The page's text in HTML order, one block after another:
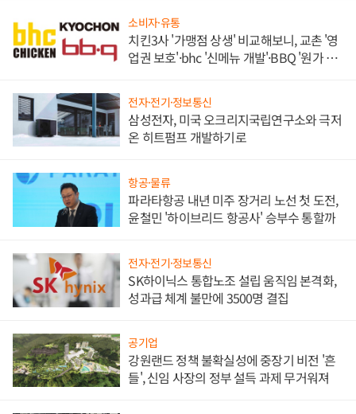
소비자·유통
치킨3사 '가맹점 상생' 비교해보니, 교촌 '영
업권 보호'·bhc '신메뉴 개발'·BBQ '원가 부
전자·전기·정보통신
삼성전자, 미국 오크리지국립연구소와 극저
온 히트펌프 개발하기로
항공·물류
파라타항공 내년 미주 장거리 노선 첫 도전,
윤철민 '하이브리드 항공사' 승부수 통할까
전자·전기·정보통신
SK하이닉스 통합노조 설립 움직임 본격화,
성과급 체계 불만에 3500명 결집
공기업
강원랜드 정책 불확실성에 중장기 비전 '흔
들', 신임 사장의 정부 설득 과제 무거워져